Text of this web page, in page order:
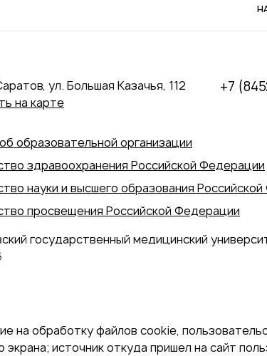
ул. Большая Казачья, 112
на карте
+7
образовательной организации
здравоохранения Российской Федерации
науки и высшего образования
просвещения Российской Федерации
государственный медицинский
на обработку файлов cookie,
источник откуда пришел на сайт